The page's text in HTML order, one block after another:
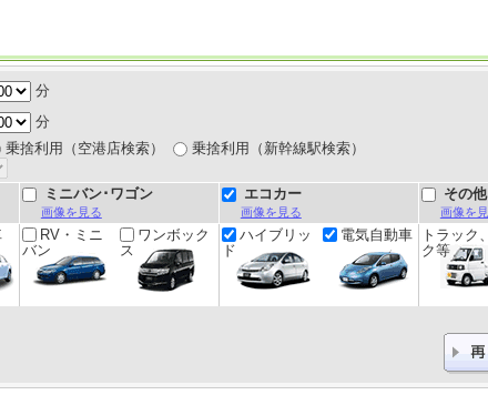
分
分
乗捨利用（空港店検索） 乗捨利用（新幹線駅検索）
ミニバン･ワゴン
画像を見る
エコカー
画像を見る
その他
画像を
RV・ミニ
バン
ワンボック
ス
ハイブリッ
ド
電気自動車
トラック
ク等